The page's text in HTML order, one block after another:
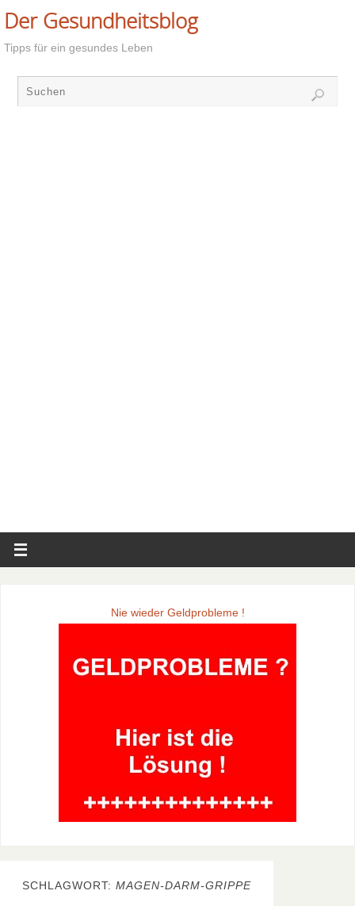
Der Gesundheitsblog
Tipps für ein gesundes Leben
Nie wieder Geldprobleme !
SCHLAGWORT: MAGEN-DARM-GRIPPE